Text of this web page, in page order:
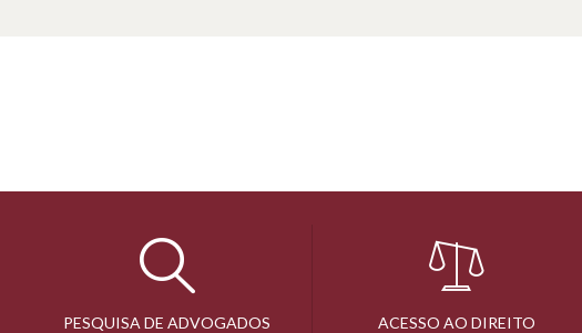
PESQUISA DE ADVOGADOS ACESSO AO DIREITO